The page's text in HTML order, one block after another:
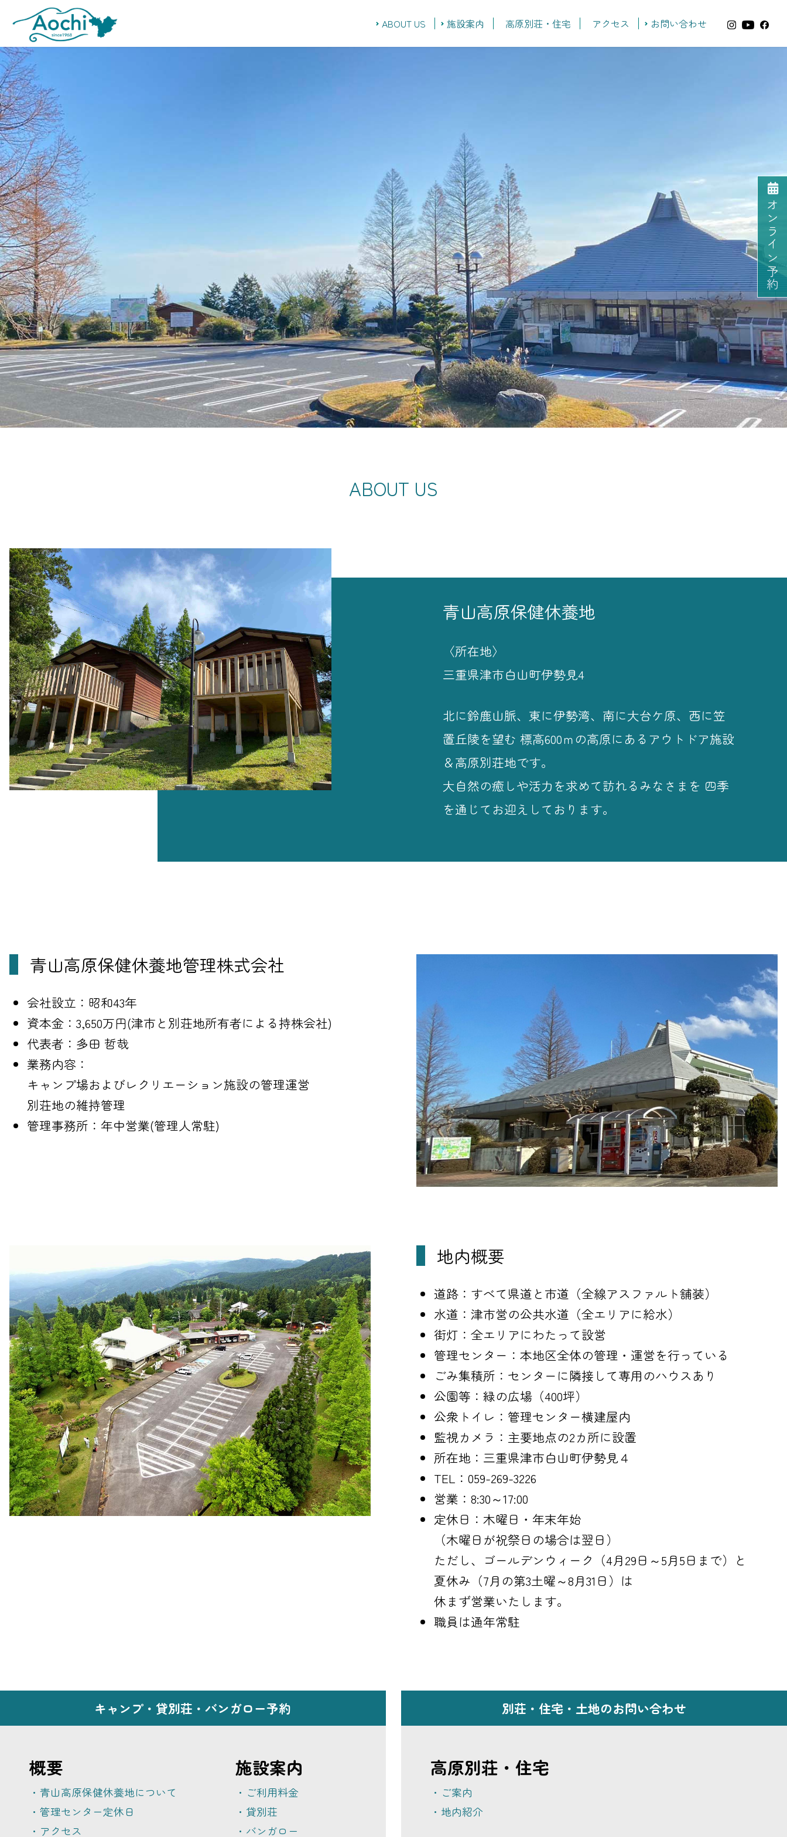
ABOUT US 施設案内 高原別荘・住宅 アクセス お問い合わせ
ABOUT US
青山高原保健休養地
〈所在地〉
三重県津市白山町伊勢見4
北に鈴鹿山脈、東に伊勢湾、南に大台ケ原、西に笠
置丘陵を望む 標高600ｍの高原にあるアウトドア施設
＆高原別荘地です。
大自然の癒しや活力を求めて訪れるみなさまを 四季
を通じてお迎えしております。
青山高原保健休養地管理株式会社
会社設立：昭和43年
資本金：3,650万円(津市と別荘地所有者による持株会社)
代表者：多田 哲哉
業務内容：
キャンプ場およびレクリエーション施設の管理運営
別荘地の維持管理
管理事務所：年中営業(管理人常駐)
地内概要
道路：すべて県道と市道（全線アスファルト舗装）
水道：津市営の公共水道（全エリアに給水）
街灯：全エリアにわたって設営
管理センター：本地区全体の管理・運営を行っている
ごみ集積所：センターに隣接して専用のハウスあり
公園等：緑の広場（400坪）
公衆トイレ：管理センター横建屋内
監視カメラ：主要地点の2カ所に設置
所在地：三重県津市白山町伊勢見４
TEL：059-269-3226
営業：8:30～17:00
定休日：木曜日・年末年始
（木曜日が祝祭日の場合は翌日）
ただし、ゴールデンウィーク（4月29日～5月5日まで）と
夏休み（7月の第3土曜～8月31日）は
休まず営業いたします。
職員は通年常駐
オンライン予約
キャンプ・貸別荘・バンガロー予約
概要
・青山高原保健休養地について
・管理センター定休日
・アクセス
施設案内
・ご利用料金
・貸別荘
・バンガロー
別荘・住宅・土地のお問い合わせ
高原別荘・住宅
・ご案内
・地内紹介